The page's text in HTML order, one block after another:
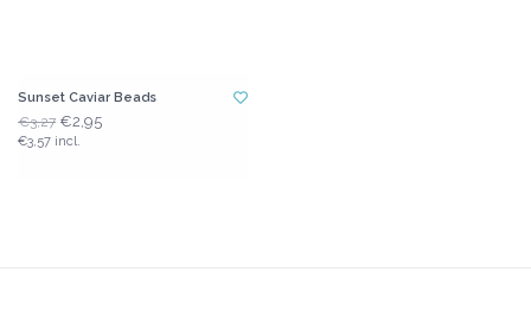
Sunset Caviar Beads
€3,27 €2,95
€3,57 incl.